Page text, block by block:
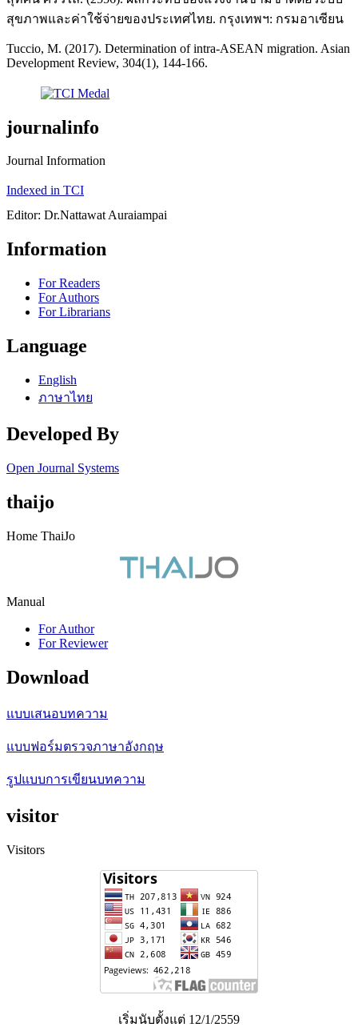
สุขภาพและค่าใช้จ่ายของประเทศไทย. กรุงเทพฯ: กรมอาเซียน
Tuccio, M. (2017). Determination of intra-ASEAN migration. Asian
Development Review, 304(1), 144-166.
journalinfo
Journal Information
Indexed in TCI
Editor: Dr.Nattawat Auraiampai
Information
For Readers
For Authors
For Librarians
Language
English
ภาษาไทย
Developed By
Open Journal Systems
thaijo
Home ThaiJo
Manual
For Author
For Reviewer
Download
แบบเสนอบทความ
แบบฟอร์มตรวจภาษาอังกฤษ
รูปแบบการเขียนบทความ
visitor
Visitors
เริ่มนับตั้งแต่ 12/1/2559